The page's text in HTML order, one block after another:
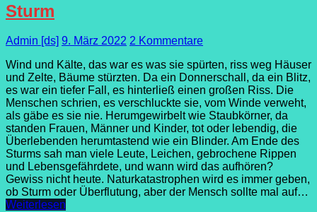
Sturm
Admin [ds] 9. März 2022 2 Kommentare
Wind und Kälte, das war es was sie spürten, riss weg Häuser
und Zelte, Bäume stürzten. Da ein Donnerschall, da ein Blitz,
es war ein tiefer Fall, es hinterließ einen großen Riss. Die
Menschen schrien, es verschluckte sie, vom Winde verweht,
als gäbe es sie nie. Herumgewirbelt wie Staubkörner, da
standen Frauen, Männer und Kinder, tot oder lebendig, die
Überlebenden herumtastend wie ein Blinder. Am Ende des
Sturms sah man viele Leute, Leichen, gebrochene Rippen
und Lebensgefährdete, und wann wird das aufhören?
Gewiss nicht heute. Naturkatastrophen wird es immer geben,
ob Sturm oder Überflutung, aber der Mensch sollte mal auf…
Weiterlesen